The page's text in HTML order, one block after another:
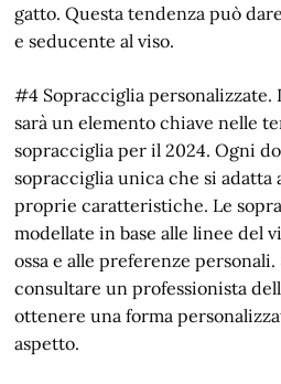
gatto. Questa tendenza può
e seducente al viso.
#4 Sopracciglia personalizzate.
sarà un elemento chiave nelle
sopracciglia per il 2024. Ogni
sopracciglia unica che si adatta
proprie caratteristiche. Le
modellate in base alle linee del
ossa e alle preferenze
consultare un professionista
ottenere una forma
aspetto.